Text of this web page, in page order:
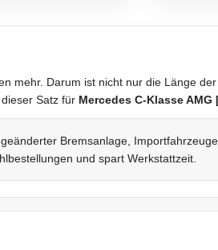
mehr. Darum ist nicht nur die Länge
Satz für Mercedes C-Klasse AMG
Bremsanlage,
und spart Werkstattzeit.